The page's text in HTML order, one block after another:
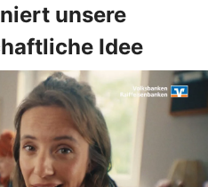
unsere
Idee